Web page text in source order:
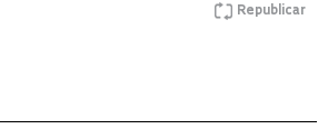
Republicar